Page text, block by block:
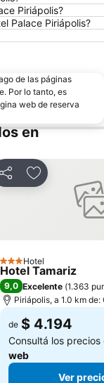
Piriápolis?
Palace Piriápolis?
de las páginas
Por lo tanto, es
web de reserva
en
CompartirAñadir a
3 Estrellas
Hotel
Hotel Tamariz
9,0 Excelente (1.363
Piriápolis, a 1.0 km
de $ 4.194
Consultá los
web
Ver